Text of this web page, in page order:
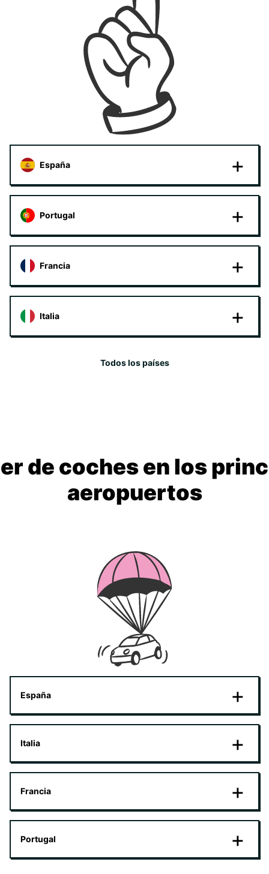
España
Portugal
Francia
Italia
Todos los países
de coches en los
aeropuertos
España
Italia
Francia
Portugal